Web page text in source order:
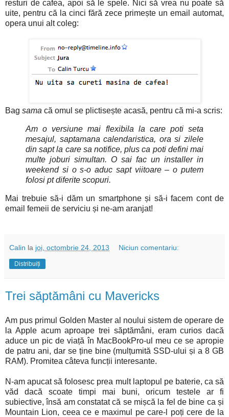
resturi de cafea, apoi să le spele. Nici să vrea nu poate să
uite, pentru că la cinci fără zece primește un email automat,
opera unui alt coleg:
Bag sama că omul se plictisește acasă, pentru că mi-a scris:
Am o versiune mai flexibila la care poti seta
mesajul, saptamana calendaristica, ora si zilele
din sapt la care sa notifice, plus ca poti defini mai
multe joburi simultan. O sai fac un installer in
weekend si o s-o aduc sapt viitoare – o putem
folosi pt diferite scopuri.
Mai trebuie să-i dăm un smartphone și să-i facem cont de
email femeii de serviciu și ne-am aranjat!
Calin la joi, octombrie 24, 2013 Niciun comentariu:
Distribuiți
Trei săptămâni cu Mavericks
Am pus primul Golden Master al noului sistem de operare de
la Apple acum aproape trei săptămâni, eram curios dacă
aduce un pic de viață în MacBookPro-ul meu ce se apropie
de patru ani, dar se ține bine (mulțumită SSD-ului și a 8 GB
RAM). Promitea câteva funcții interesante.
N-am apucat să folosesc prea mult laptopul pe baterie, ca să
văd dacă scoate timpi mai buni, oricum testele ar fi
subiective, însă am constatat că se mișcă la fel de bine ca și
Mountain Lion, ceea ce e maximul pe care-l poți cere de la